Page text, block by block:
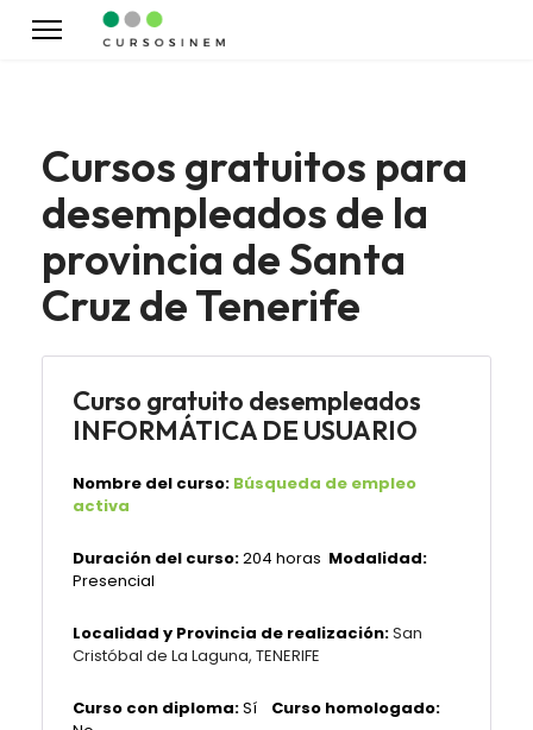
Cursos gratuitos para
desempleados de la
provincia de Santa
Cruz de Tenerife
Curso gratuito desempleados
INFORMÁTICA DE USUARIO
Nombre del curso: Búsqueda de empleo
activa
Duración del curso:204 horas Modalidad:
Presencial
Localidad y Provincia de realización:San
Cristóbal de La Laguna, TENERIFE
Curso con diploma:Sí Curso homologado: